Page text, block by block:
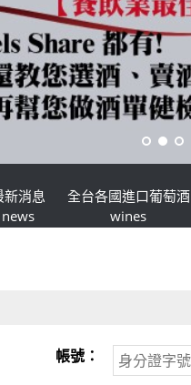
新消息
news
全台各國進口葡萄酒
wines
帳號：